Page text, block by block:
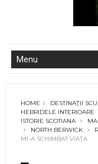
HOME DESTINAŢII
HEBRIDELE INTERIOARE
ISTORIE SCOTIANA
NORTH BERWICK
R
MI-A SCHIMBAT VIAŢA